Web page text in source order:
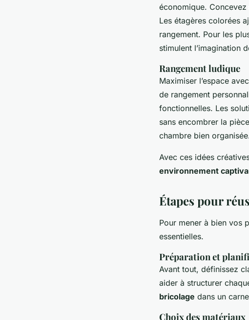
économique.
Les étagères colorées
rangement. Pour les
stimulent l’imagination
Rangement ludique
Maximiser l’espace
de rangement
fonctionnelles. Les
sans encombrer la
chambre bien
Avec ces idées
environnement
Étapes pour
Pour mener à bien vos
essentielles.
Préparation et
Avant tout, définissez
aider à structurer
bricolage dans un
Choix des matériaux